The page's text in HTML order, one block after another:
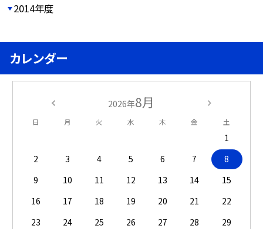
2014年度
カレンダー
2026年8月
日 月 火 水 木 金 土
1
2
3 4 5 6 7
8
9
10 11 12 13 14
15
16
17 18 19 20 21
22
23
24 25 26 27 28
29